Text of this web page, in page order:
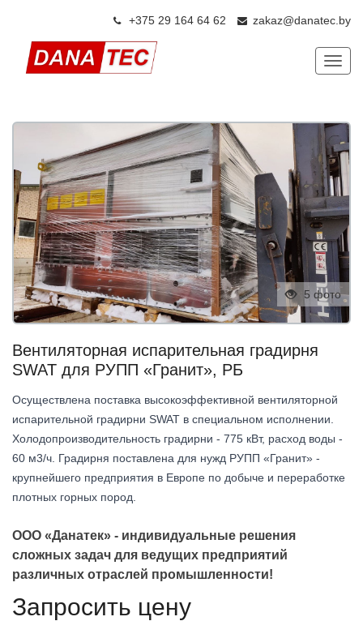
+375 29 164 64 62 zakaz@danatec.by
5 фото
Вентиляторная испарительная градирня
SWAT для РУПП «Гранит», РБ
Осуществлена поставка высокоэффективной вентиляторной
испарительной градирни SWAT в специальном исполнении.
Холодопроизводительность градирни - 775 кВт, расход воды -
60 м3/ч. Градирня поставлена для нужд РУПП «Гранит» -
крупнейшего предприятия в Европе по добыче и переработке
плотных горных пород.
ООО «Данатек» - индивидуальные решения
сложных задач для ведущих предприятий
различных отраслей промышленности!
Запросить цену